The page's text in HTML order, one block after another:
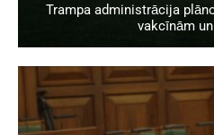
Trampa administrācija
vakcīnām